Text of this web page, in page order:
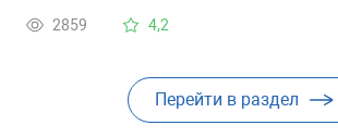
2859 4,2
Перейти в раздел